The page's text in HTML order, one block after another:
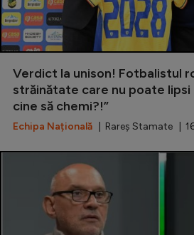
Verdict la unison! Fotbalistul
străinătate care nu poate lipsi
cine să chemi?!”
Echipa Națională | Rareș Stamate |